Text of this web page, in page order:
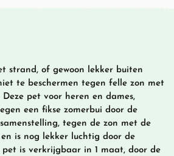
strand, of gewoon lekker buiten
te beschermen tegen felle zon met
pet voor heren en dames,
een fikse zomerbui door de
tegen de zon met de
en is nog lekker luchtig door de
is verkrijgbaar in 1 maat, door de